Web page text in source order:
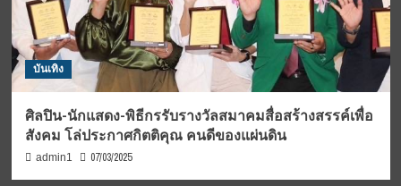
บันเทิง
ศิลปิน-นักแสดง-พิธีกรรับรางวัลสมาคมสื่อสร้างสรรค์เพื่อ
สังคม โล่ประกาศกิตติคุณ คนดีของแผ่นดิน
admin1 07/03/2025